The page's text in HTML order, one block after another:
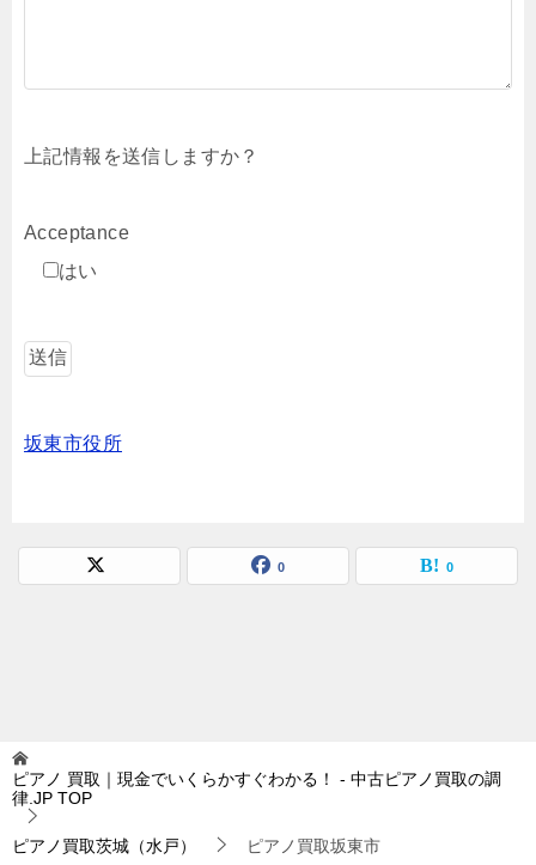
上記情報を送信しますか？
Acceptance
はい
坂東市役所
0 0
ピアノ 買取｜現金でいくらかすぐわかる！ - 中古ピアノ買取の調
律.JP TOP
ピアノ買取茨城（水戸） ピアノ買取坂東市